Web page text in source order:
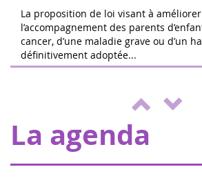
La proposition de loi visant à
l’accompagnement des parents
cancer, d’une maladie grave ou d’un
définitivement adoptée...
La agenda
04
Las 24 horas de
El equipo de Running
actividades a beneficio
y ENVOL, para apoyar